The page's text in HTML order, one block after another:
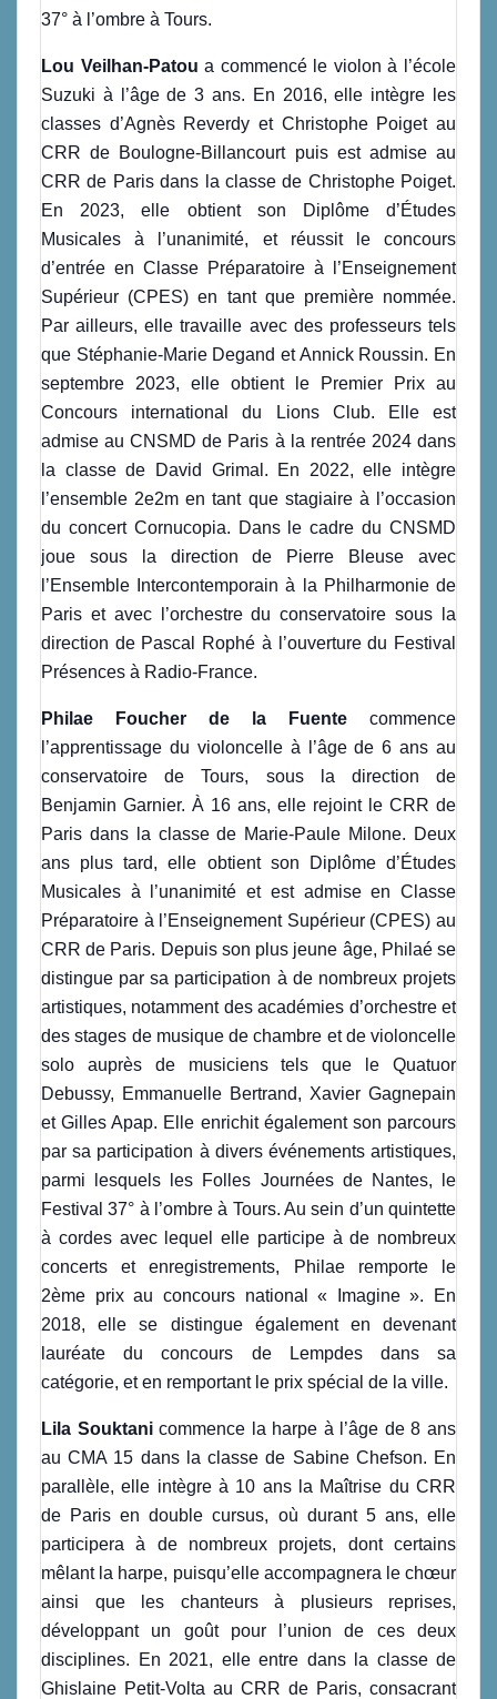
37° à l’ombre à Tours.
Lou Veilhan-Patou a commencé le violon à l’école
Suzuki à l’âge de 3 ans. En 2016, elle intègre les
classes d’Agnès Reverdy et Christophe Poiget au
CRR de Boulogne-Billancourt puis est admise au
CRR de Paris dans la classe de Christophe Poiget.
En 2023, elle obtient son Diplôme d’Études
Musicales à l’unanimité, et réussit le concours
d’entrée en Classe Préparatoire à l’Enseignement
Supérieur (CPES) en tant que première nommée.
Par ailleurs, elle travaille avec des professeurs tels
que Stéphanie-Marie Degand et Annick Roussin. En
septembre 2023, elle obtient le Premier Prix au
Concours international du Lions Club. Elle est
admise au CNSMD de Paris à la rentrée 2024 dans
la classe de David Grimal. En 2022, elle intègre
l’ensemble 2e2m en tant que stagiaire à l’occasion
du concert Cornucopia. Dans le cadre du CNSMD
joue sous la direction de Pierre Bleuse avec
l’Ensemble Intercontemporain à la Philharmonie de
Paris et avec l’orchestre du conservatoire sous la
direction de Pascal Rophé à l’ouverture du Festival
Présences à Radio-France.
Philae Foucher de la Fuente commence
l’apprentissage du violoncelle à l’âge de 6 ans au
conservatoire de Tours, sous la direction de
Benjamin Garnier. À 16 ans, elle rejoint le CRR de
Paris dans la classe de Marie-Paule Milone. Deux
ans plus tard, elle obtient son Diplôme d’Études
Musicales à l’unanimité et est admise en Classe
Préparatoire à l’Enseignement Supérieur (CPES) au
CRR de Paris. Depuis son plus jeune âge, Philaé se
distingue par sa participation à de nombreux projets
artistiques, notamment des académies d’orchestre et
des stages de musique de chambre et de violoncelle
solo auprès de musiciens tels que le Quatuor
Debussy, Emmanuelle Bertrand, Xavier Gagnepain
et Gilles Apap. Elle enrichit également son parcours
par sa participation à divers événements artistiques,
parmi lesquels les Folles Journées de Nantes, le
Festival 37° à l’ombre à Tours. Au sein d’un quintette
à cordes avec lequel elle participe à de nombreux
concerts et enregistrements, Philae remporte le
2ème prix au concours national « Imagine ». En
2018, elle se distingue également en devenant
lauréate du concours de Lempdes dans sa
catégorie, et en remportant le prix spécial de la ville.
Lila Souktanicommence la harpe à l’âge de 8 ans
au CMA 15 dans la classe de Sabine Chefson. En
parallèle, elle intègre à 10 ans la Maîtrise du CRR
de Paris en double cursus, où durant 5 ans, elle
participera à de nombreux projets, dont certains
mêlant la harpe, puisqu’elle accompagnera le chœur
ainsi que les chanteurs à plusieurs reprises,
développant un goût pour l’union de ces deux
disciplines. En 2021, elle entre dans la classe de
Ghislaine Petit-Volta au CRR de Paris, consacrant